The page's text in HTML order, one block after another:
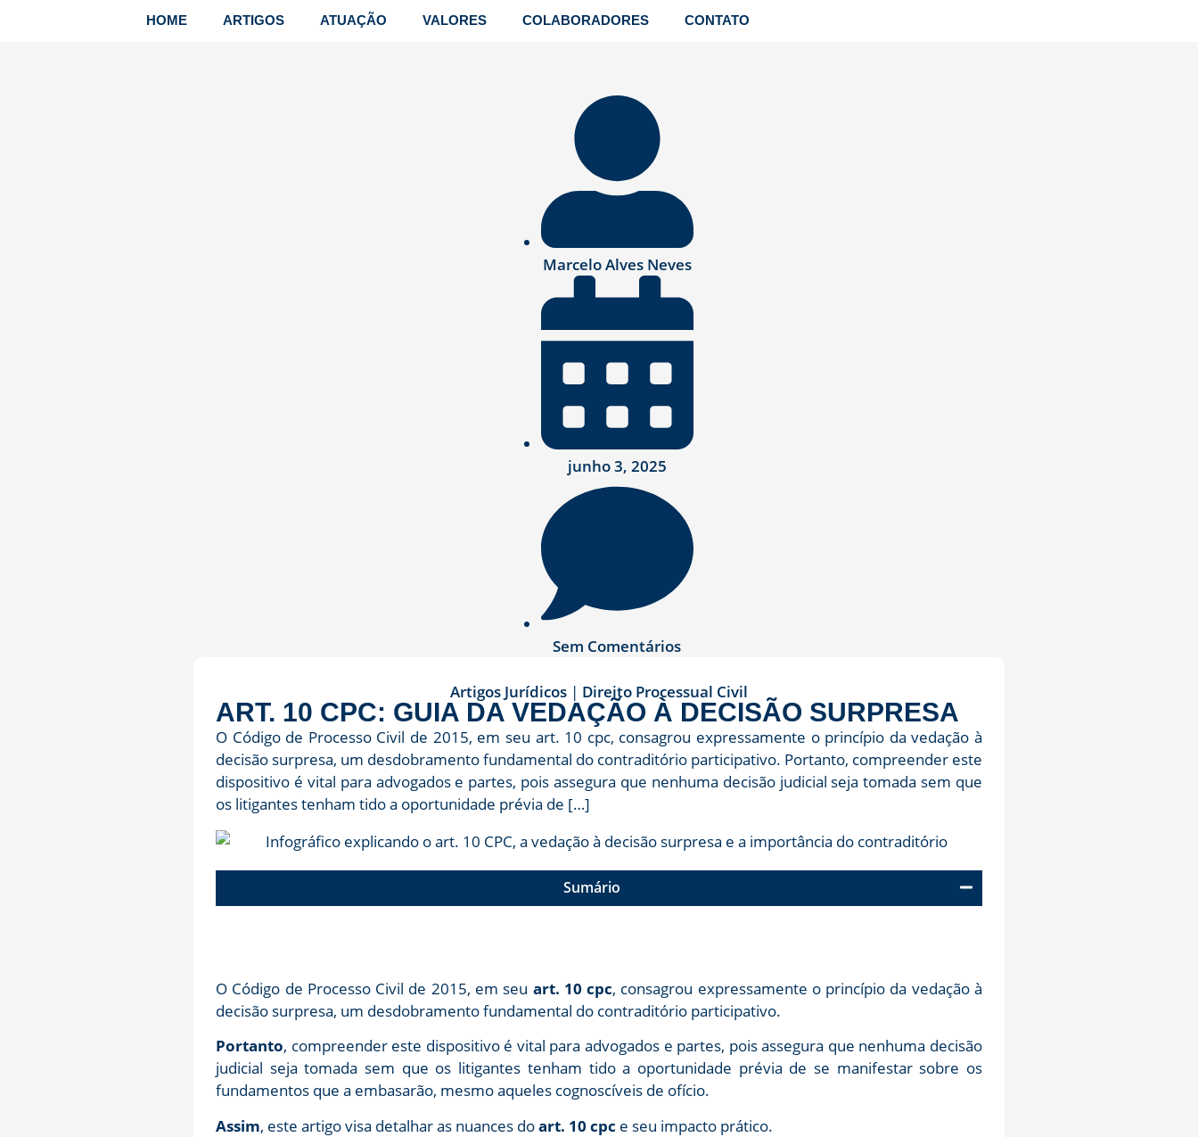
HOME ARTIGOS ATUAÇÃO VALORES COLABORADORES CONTATO
Marcelo Alves Neves
junho 3, 2025
Sem Comentários
Artigos Jurídicos | Direito Processual Civil
ART. 10 CPC: GUIA DA VEDAÇÃO À DECISÃO SURPRESA
O Código de Processo Civil de 2015, em seu art. 10 cpc, consagrou expressamente o princípio da vedação à
decisão surpresa, um desdobramento fundamental do contraditório participativo. Portanto, compreender este
dispositivo é vital para advogados e partes, pois assegura que nenhuma decisão judicial seja tomada sem que
os litigantes tenham tido a oportunidade prévia de […]
Sumário
O Código de Processo Civil de 2015, em seu art. 10 cpc, consagrou expressamente o princípio da vedação à
decisão surpresa, um desdobramento fundamental do contraditório participativo.
Portanto, compreender este dispositivo é vital para advogados e partes, pois assegura que nenhuma decisão
judicial seja tomada sem que os litigantes tenham tido a oportunidade prévia de se manifestar sobre os
fundamentos que a embasarão, mesmo aqueles cognoscíveis de ofício.
Assim, este artigo visa detalhar as nuances doart. 10 cpc e seu impacto prático.